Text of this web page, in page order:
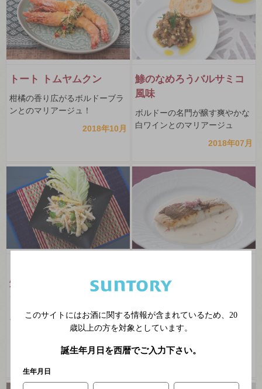
トート トムヤムクン
柑橘の香り広がるボルドーブラ
ンとのマリアージュ！
2018年10月
鯵のなめろうバルサミコ
風味
ボルドーの名門が醸す爽やかな
白ワインとのマリアージュ
2018年07月
炒り米、ゴマ、ミントの
スペインワインと筍の意外なマ
2018年04月
リームソース
トなシャルドネ
このサイトにはお酒に関する情報が含まれているため、 20
歳以上の方を対象としています。
誕生年月日を西暦でご入力下さい。
生年月日